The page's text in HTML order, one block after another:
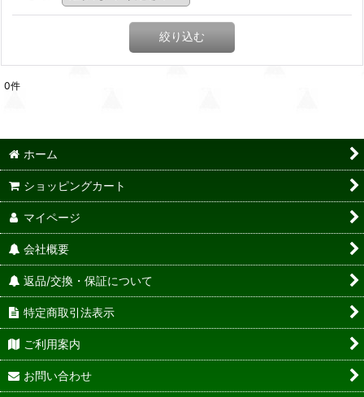
絞り込む
0件
ホーム
ショッピングカート
マイページ
会社概要
返品/交換・保証について
特定商取引法表示
ご利用案内
お問い合わせ